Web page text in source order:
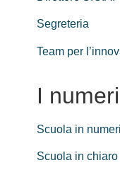
Segreteria
Team per
I
Scuola in numeri
Scuola in chiaro